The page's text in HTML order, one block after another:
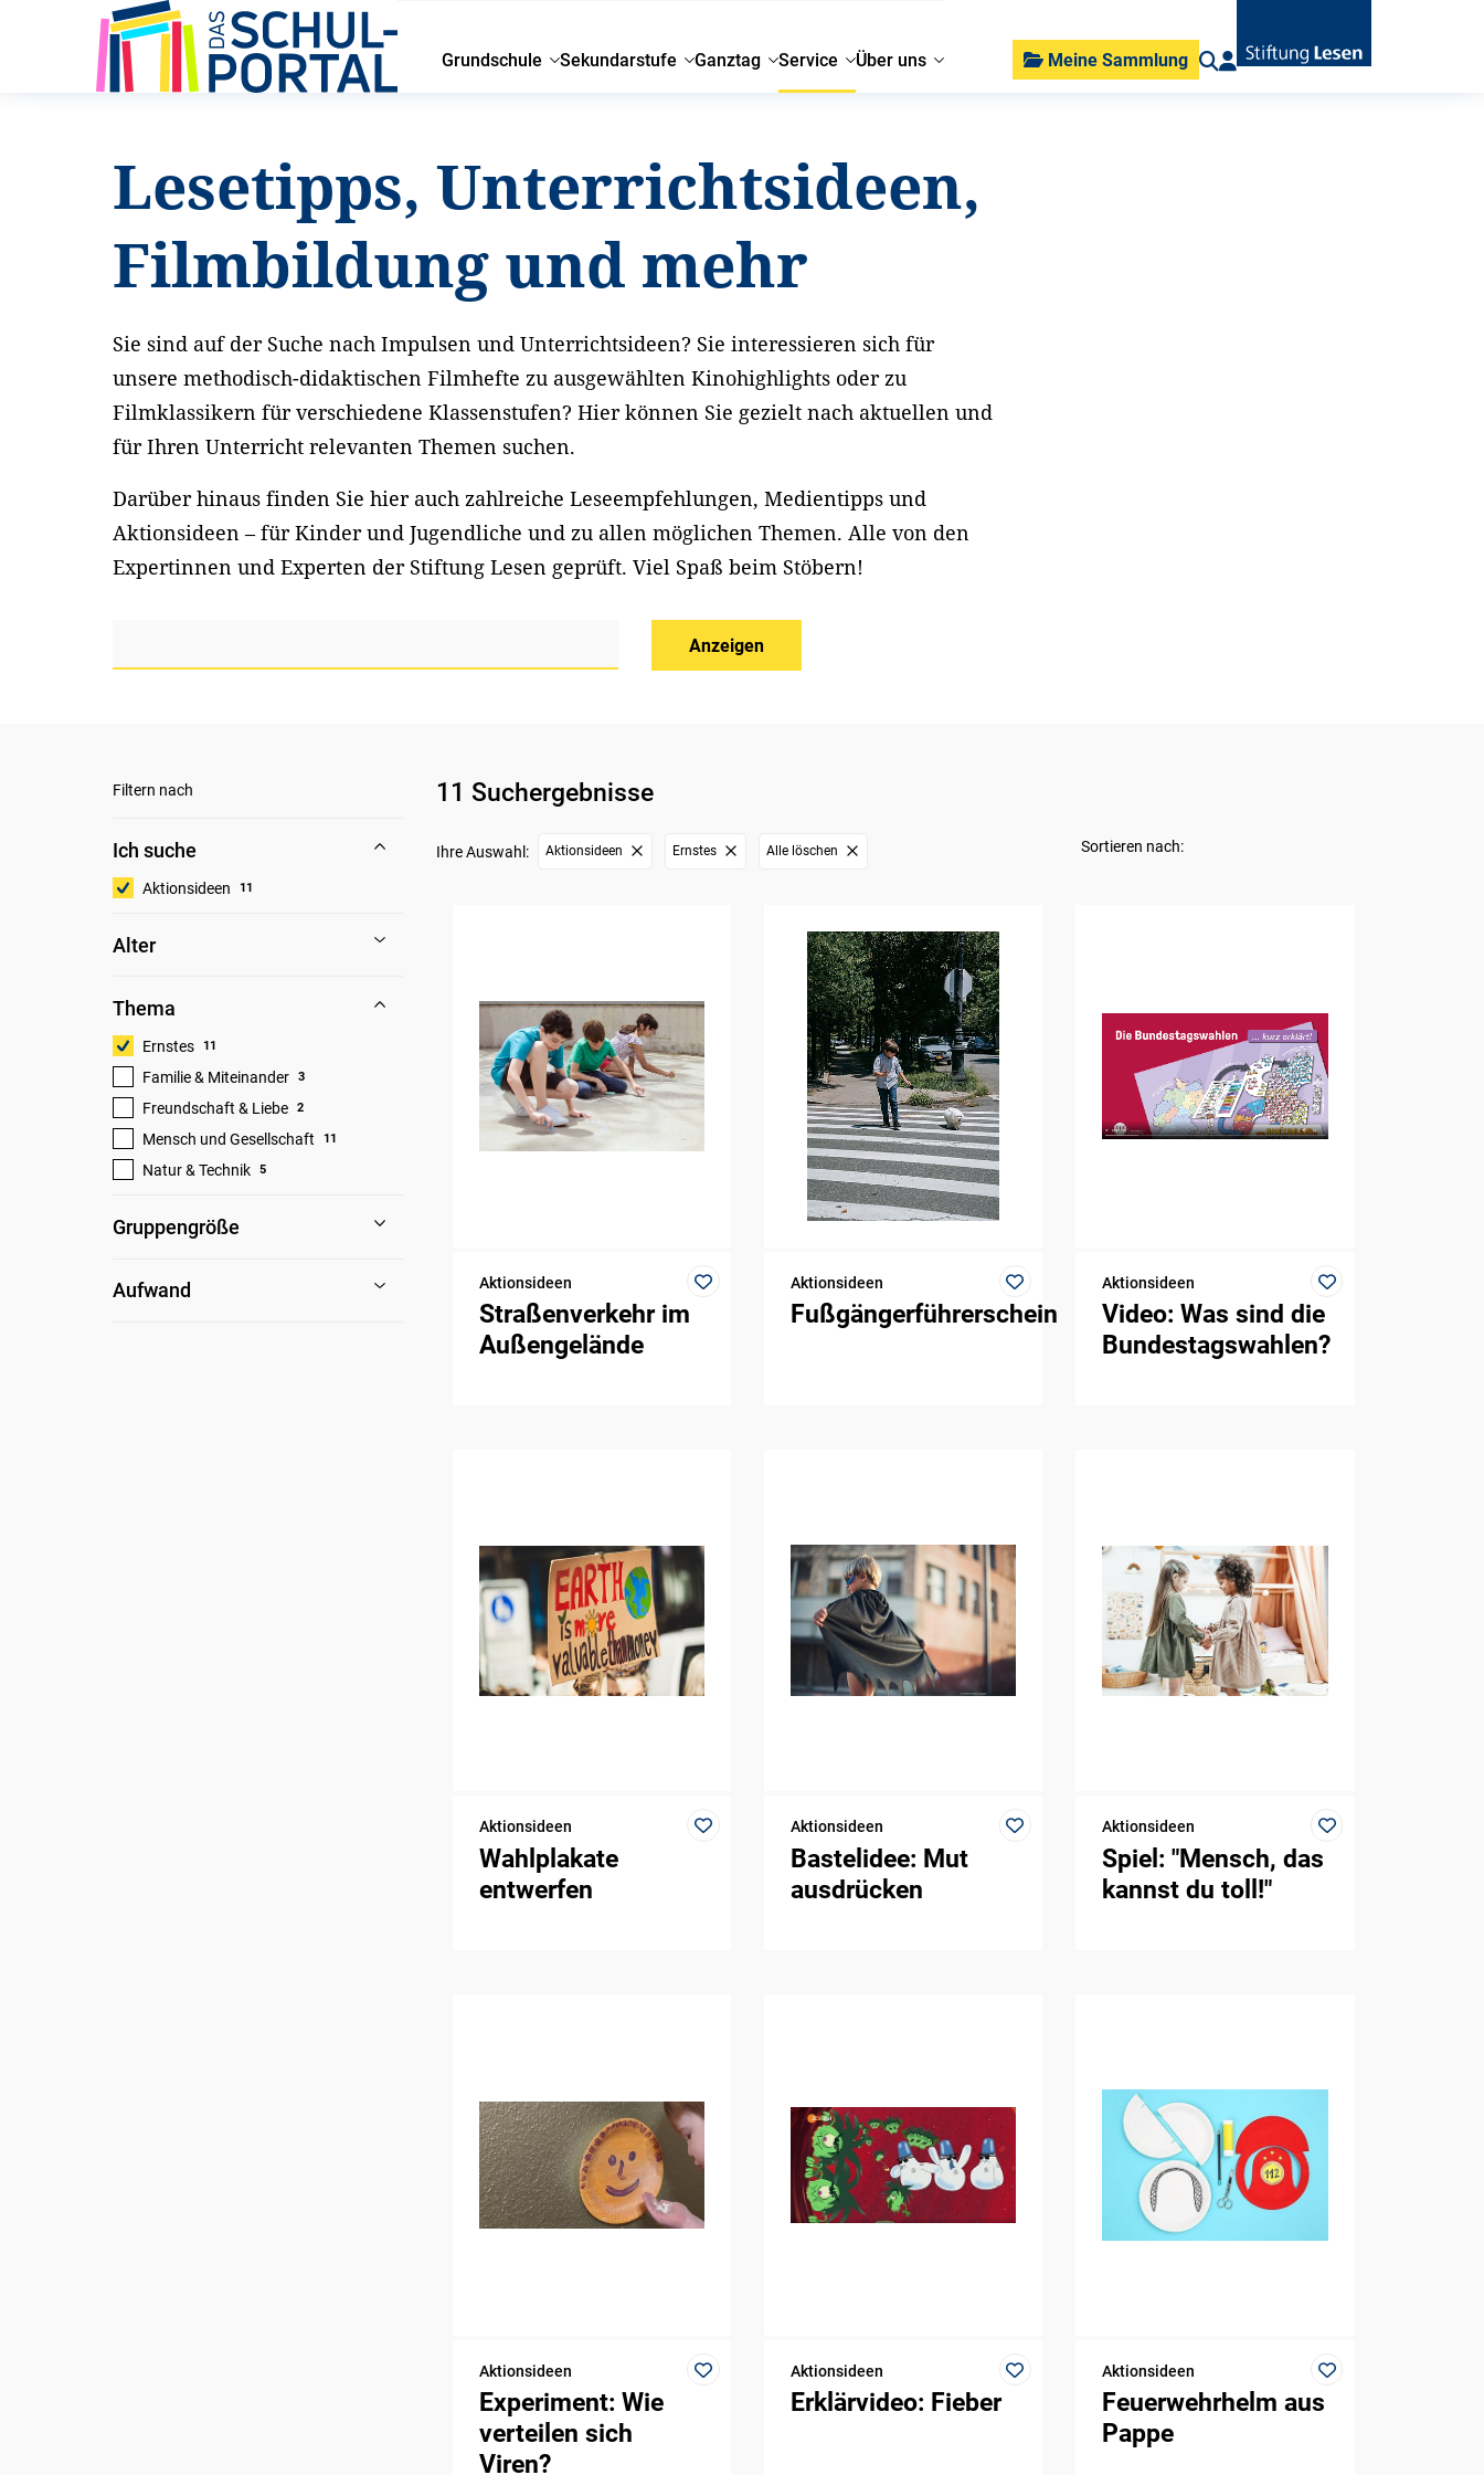
Grundschule Sekundarstufe Ganztag Service Über uns Meine Sammlung
Startseite Service Lesetipps und Unterrichtsideen
Lesetipps, Unterrichtsideen,
Filmbildung und mehr
Sie sind auf der Suche nach Impulsen und Unterrichtsideen? Sie interessieren sich für
unsere methodisch-didaktischen Filmhefte zu ausgewählten Kinohighlights oder zu
Filmklassikern für verschiedene Klassenstufen? Hier können Sie gezielt nach aktuellen und
für Ihren Unterricht relevanten Themen suchen.
Darüber hinaus finden Sie hier auch zahlreiche Leseempfehlungen, Medientipps und
Aktionsideen – für Kinder und Jugendliche und zu allen möglichen Themen. Alle von den
Expertinnen und Experten der Stiftung Lesen geprüft. Viel Spaß beim Stöbern!
Anzeigen
Filtern nach
Ich suche
Aktionsideen 11
Alter
Thema
Ernstes 11
Familie & Miteinander 3
Freundschaft & Liebe 2
Mensch und Gesellschaft 11
Natur & Technik 5
Gruppengröße
Aufwand
11 Suchergebnisse
Ihre Auswahl: Aktionsideen Ernstes Alle löschen Sortieren nach:
Aktionsideen
Straßenverkehr im
Außengelände
Aktionsideen
Fußgängerführerschein
Aktionsideen
Video: Was sind die
Bundestagswahlen?
Aktionsideen
Wahlplakate
entwerfen
Aktionsideen
Bastelidee: Mut
ausdrücken
Aktionsideen
Spiel: "Mensch, das
kannst du toll!"
Aktionsideen
Experiment: Wie
verteilen sich
Viren?
Aktionsideen
Erklärvideo: Fieber
Aktionsideen
Feuerwehrhelm aus
Pappe